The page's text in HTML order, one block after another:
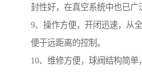
封性好，在真空系统中也已广
9、操作方便，开闭迅速，从
便于远距离的控制。
10、维修方便，球阀结构简